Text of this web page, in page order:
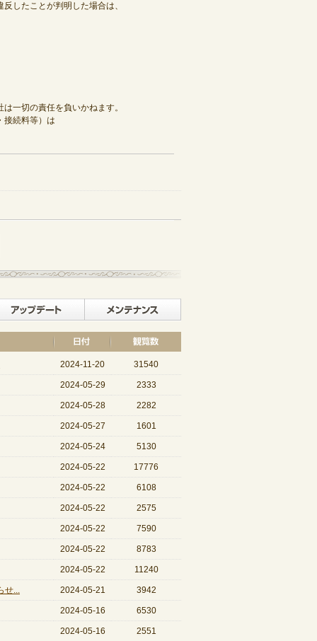
したことが判明した場合は、
一切の責任を負いかねます。
接続料等）は
イベント アップデート
2024-11-20 31540
2024-05-29 2333
2024-05-28 2282
2024-05-27 1601
2024-05-24 5130
2024-05-22 17776
2024-05-22 6108
2024-05-22 2575
2024-05-22 7590
2024-05-22 8783
2024-05-22 11240
せ... 2024-05-21 3942
2024-05-16 6530
2024-05-16 2551